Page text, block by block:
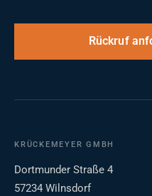
Rückruf
KRÜCKEMEYER GMBH
Dortmunder Straße 4
57234 Wilnsdorf